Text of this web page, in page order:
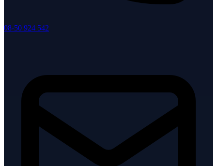
08-50 924 542